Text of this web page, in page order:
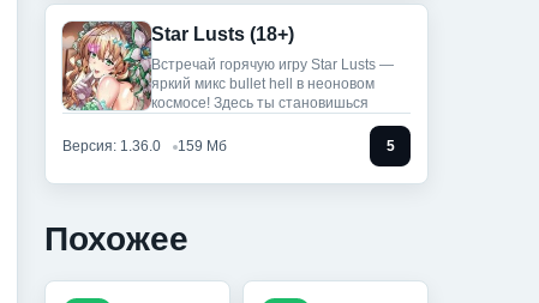
Star Lusts (18+)
Встречай горячую игру Star Lusts —
яркий микс bullet hell в неоновом
космосе! Здесь ты становишься
Версия: 1.36.0 159 Мб 5
Похожее